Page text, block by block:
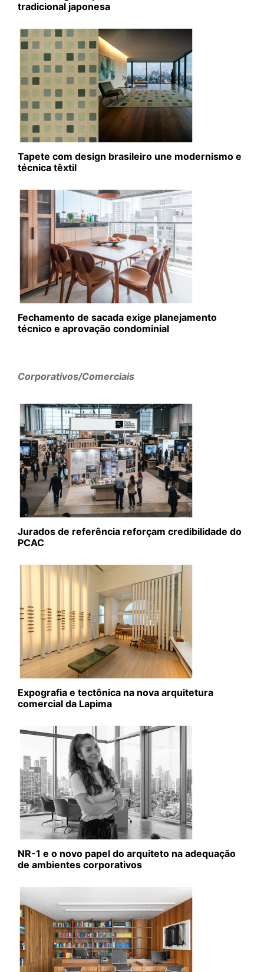
tradicional japonesa
Tapete com design brasileiro une modernismo e
técnica têxtil
Fechamento de sacada exige planejamento
técnico e aprovação condominial
Corporativos/Comerciais
Jurados de referência reforçam credibilidade do
PCAC
Expografia e tectônica na nova arquitetura
comercial da Lapima
NR-1 e o novo papel do arquiteto na adequação
de ambientes corporativos